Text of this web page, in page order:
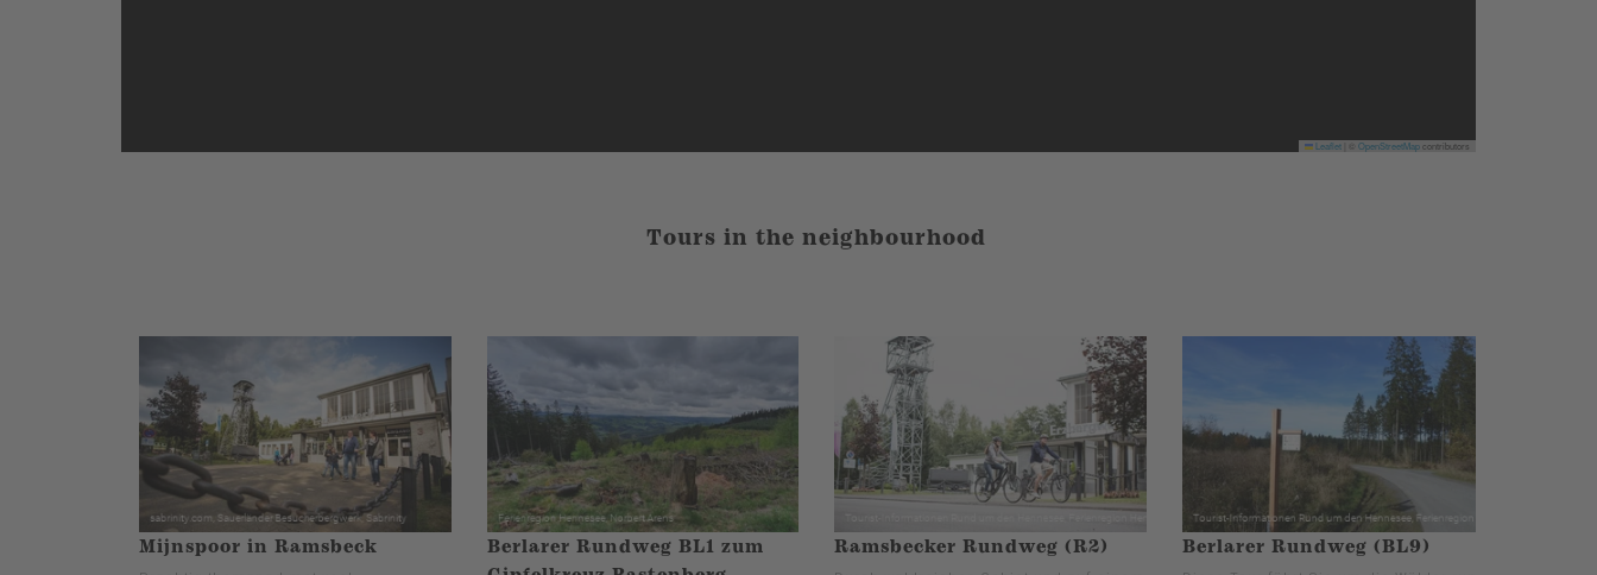
Leaflet OpenStreetMapcontributors
Tours in the neighbourhood
Mijnspoor in Ramsbeck
Berlarer Rundweg BL1 zum
Ramsbecker Rundweg (R2) Berlarer Rundweg (BL9)